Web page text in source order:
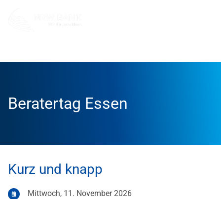
Beratertag Essen
Kurz und knapp
Mittwoch, 11. November 2026